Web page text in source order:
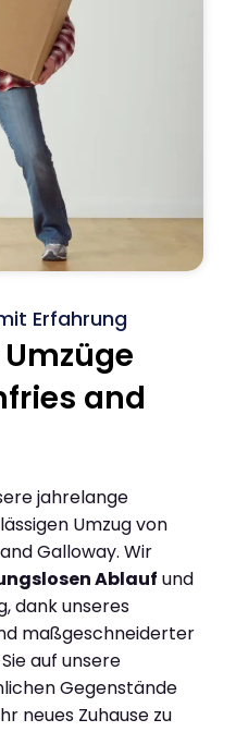
Erfahrung
and
jahrelange
Umzug von
Galloway. Wir
Ablauf und
dank unseres
maßgeschneiderter
auf unsere
Gegenstände
neues Zuhause zu